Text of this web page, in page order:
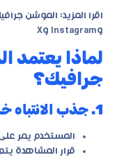
اقرا المزيد:
وInstagram وX
لماذا يعتمد
جرافيك؟
1. جذب الانتباه خلال أول 3 ثوانٍ
المستخدم يمر
قرار المشاهدة